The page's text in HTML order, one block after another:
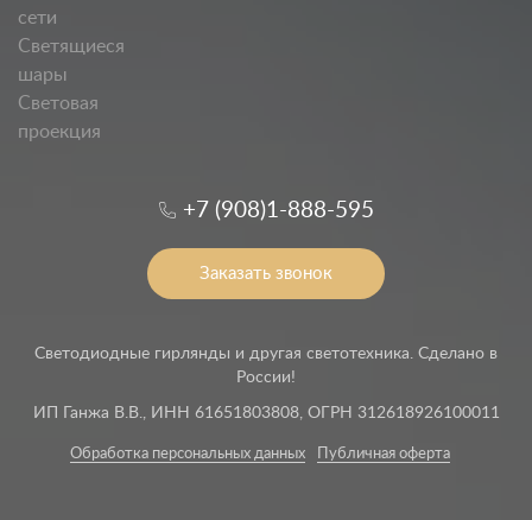
сети
Светящиеся
шары
Световая
проекция
+7 (908)1-888-595
Заказать звонок
Светодиодные гирлянды и другая светотехника. Сделано в
России!
ИП Ганжа В.В., ИНН 61651803808, ОГРН 312618926100011
Обработка персональных данных Публичная оферта